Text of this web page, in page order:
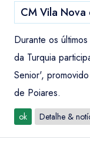
CM Vila Nova
Durante os
da Turquia
Senior',
de Poiares.
ok Detalhe &